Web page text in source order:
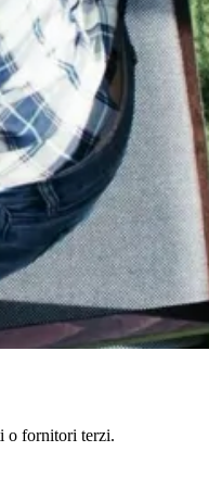
o fornitori terzi.